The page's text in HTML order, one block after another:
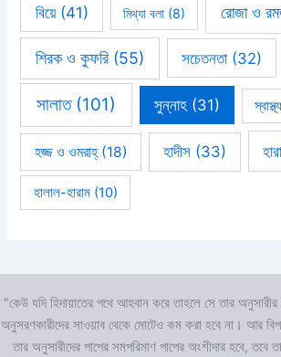
বিয়ে(41) মিথ্যা বলা(8) রোজা ও
শিরক ও কুফরি(55) সচেতনতা(32)
সালাত(101) সুন্নাহ (31)
হজ্জ ও ওমরাহ্‌(18) হাদীস(33)
হালাল-হারাম(10)
“কেউ যদি হিদায়াতের পথে আহবান করে তাহলে সে তার অনুসারীর
অনুসরণকারীদের সাওয়াব থেকে মোটেও কম করা হবে না। আর
তার অনুসারীদের পাপের সমপরিমাণ পাপের অংশীদার হবে, তবে